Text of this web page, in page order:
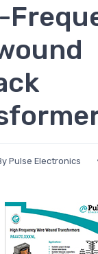
Pulse Electronics